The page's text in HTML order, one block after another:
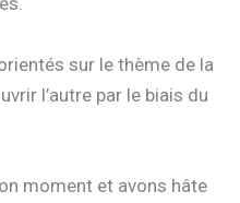
sur le thème de la
l’autre par le biais du
moment et avons hâte